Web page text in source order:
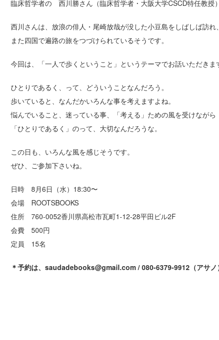
臨床哲学者の 西川勝さん（臨床哲学者・大阪大学CSCD特任教授
西川さんは、放浪の俳人・尾崎放哉が没した小豆島をしばしば訪れ
また四国で遍路の旅をつづけられているそうです。
今回は、「一人で歩くということ」というテーマでお話いただきま
ひとりであるく、って、どういうことなんだろう。
歩いていると、なんだかいろんな事を考えますよね。
悩んでいること、迷っている事、「考える」ための風を受けながら
「ひとりであるく」のって、大切なんだろうな。
この日も、いろんな風を感じそうです。
ぜひ、ご参加下さいね。
日時 8月6日（水）18:30〜
会場 ROOTSBOOKS
住所 760-0052香川県高松市瓦町1-12-28平田ビル2F
会費 500円
定員 15名
＊予約は、saudadebooks@gmail.com / 080-6379-9912（アサノ